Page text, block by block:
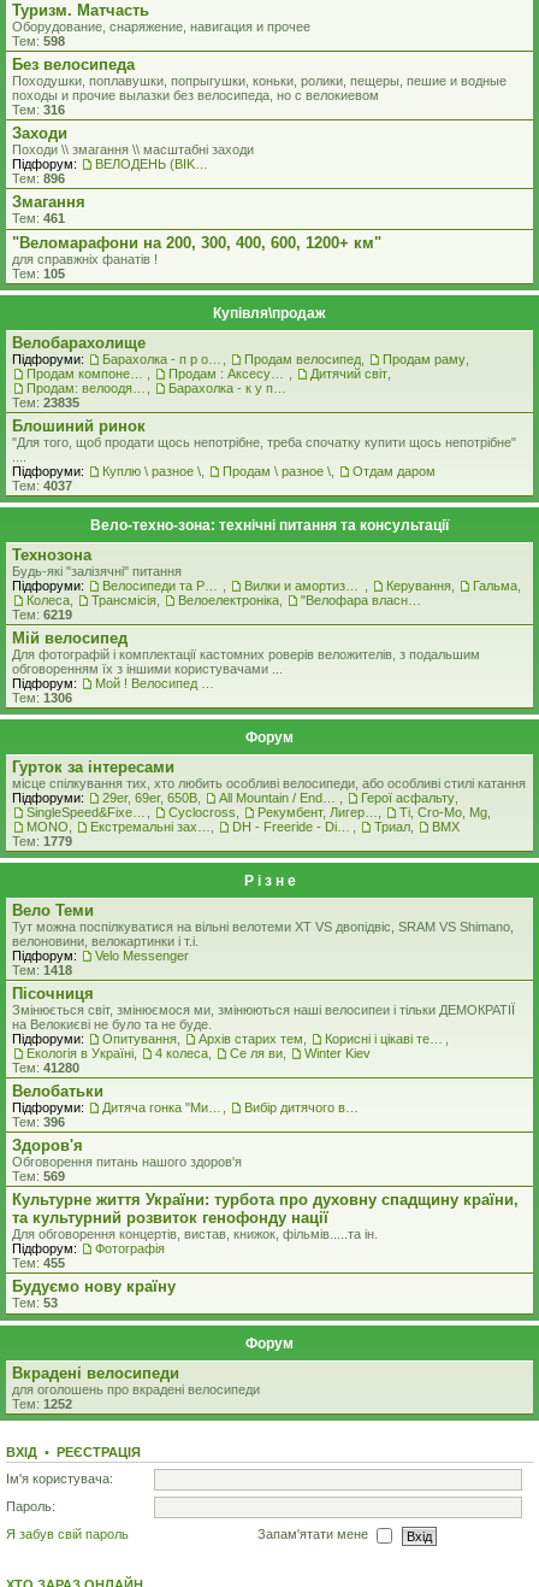
Туризм. Матчасть
Оборудование, снаряжение, навигация и прочее
Тем: 598
Без велосипеда
Походушки, поплавушки, попрыгушки, коньки, ролики, пещеры, пешие и водные
походы и прочие вылазки без велосипеда, но с велокиевом
Тем: 316
Заходи
Походи \\ змагання \\ масштабні заходи
Підфорум:
Тем: 896
Змагання
Тем: 461
"Веломарафони на 200, 300, 400, 600, 1200+ км"
для справжнiх фанатiв !
Тем: 105
Купівля\продаж
Велобарахолище
Підфоруми: Продам велосипед Продам раму
Дитячий світ
Тем: 23835
Блошиний ринок
"Для того, щоб продати щось непотрібне, треба спочатку купити щось непотрібне"
Підфоруми:
Куплю \ разное \ Продам \ разное \
Отдам даром
Тем: 4037
Вело-техно-зона: технічні питання та консультації
Технозона
Будь-які "залізячні" питання
Підфоруми:
Керування Гальма
Колеса
Трансмісія Велоелектроніка
Тем: 6219
Мiй велосипед
Для фотографій і комплектації кастомних роверiв веложителiв, з подальшим
обговоренням їх з іншими користувачами ...
Підфорум:
Тем: 1306
Форум
Гурток за інтересами
місце спілкування тих, хто любить особливі велосипеди, або особливі стилі катання
Підфоруми:
29er, 69er, 650B Герої асфальту
Cyclocross Ti, Cro-Mo, Mg
MONO
Триал
BMX
Тем: 1779
Р i з н е
Вело Теми
Тут можна поспілкуватися на вільні велотеми ХТ VS двопідвіс, SRAM VS Shimano,
велоновини, велокартинки і т.і.
Підфорум:
Velo Messenger
Тем: 1418
Пісочниця
Змінюється світ, змінюємося ми, змінюються наші велосипеи і тільки ДЕМОКРАТІЇ
на Велокиєві не було та не буде.
Підфоруми:
Опитування Архів старих тем
Екологiя в Україні
4 колеса Се ля ви
Winter Kiev
Тем: 41280
Велобатьки
Підфоруми:
Тем: 396
Здоров'я
Обговорення питань нашого здоров'я
Тем: 569
Культурне життя України: турбота про духовну спадщину країни,
та культурний розвиток генофонду нації
Для обговорення концертів, вистав, книжок, фільмів.....та iн.
Підфорум:
Фотографія
Тем: 455
Будуємо нову країну
Тем: 53
Форум
Вкрадені велосипеди
для оголошень про вкрадені велосипеди
Тем: 1252
ВХІД • РЕЄСТРАЦІЯ
Ім'я користувача:
Пароль:
Я забув свій пароль
Запам'ятати мене